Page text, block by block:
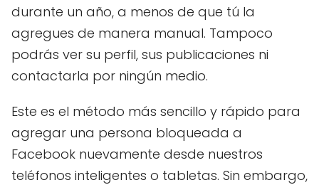
durante un año, a menos de que tú la
agregues de manera manual. Tampoco
podrás ver su perfil, sus publicaciones ni
contactarla por ningún medio.
Este es el método más sencillo y rápido para
agregar una persona bloqueada a
Facebook nuevamente desde nuestros
teléfonos inteligentes o tabletas. Sin embargo,